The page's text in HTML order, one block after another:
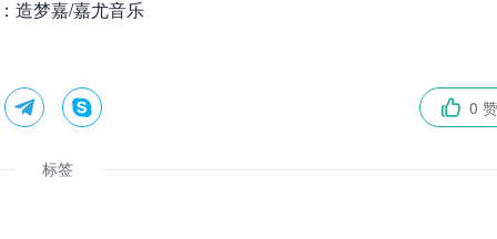
造梦嘉/嘉尤音乐
   0 赞
标签